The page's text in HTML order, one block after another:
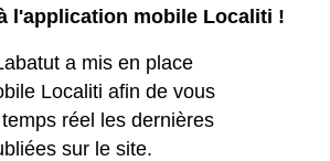
l'application mobile Localiti !
a mis en place
Localiti afin de vous
réel les dernières
sur le site.